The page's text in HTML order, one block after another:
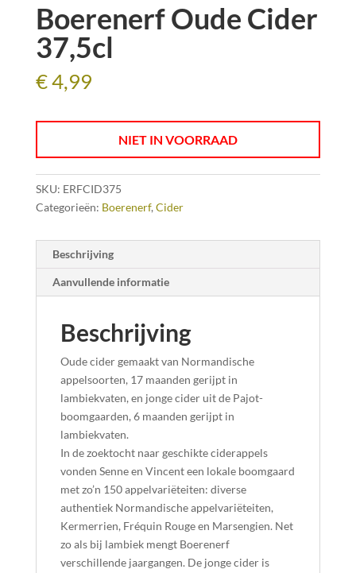
Boerenerf Oude Cider
37,5cl
€4,99
NIET IN VOORRAAD
SKU: ERFCID375
Categorieën: Boerenerf, Cider
Beschrijving
Aanvullende informatie
Beschrijving
Oude cider gemaakt van Normandische
appelsoorten, 17 maanden gerijpt in
lambiekvaten, en jonge cider uit de Pajot-
boomgaarden, 6 maanden gerijpt in
lambiekvaten.
In de zoektocht naar geschikte ciderappels
vonden Senne en Vincent een lokale boomgaard
met zo’n 150 appelvariëteiten: diverse
authentiek Normandische appelvariëteiten,
Kermerrien, Fréquin Rouge en Marsengien. Net
zo als bij lambiek mengt Boerenerf
verschillende jaargangen. De jonge cider is